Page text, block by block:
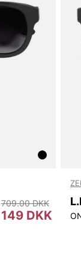
149 DKK
709.00 DKK